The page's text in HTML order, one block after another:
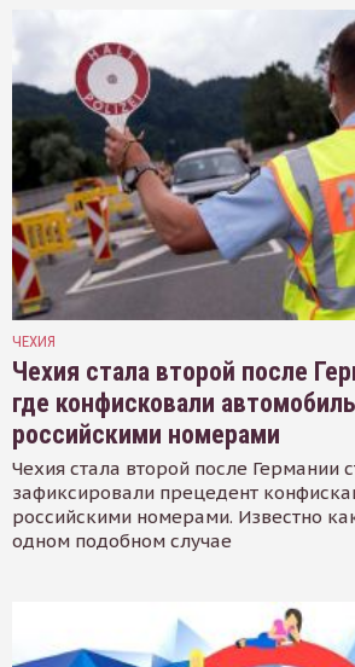
ЧЕХИЯ
Чехия стала второй после
где конфисковали
российскими номерами
Чехия стала второй после Германии
зафиксировали прецедент
российскими номерами. Известно
одном подобном случае